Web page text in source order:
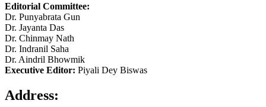
Editorial Committee:
Dr. Punyabrata Gun
Dr. Jayanta Das
Dr. Chinmay Nath
Dr. Indranil Saha
Dr. Aindril Bhowmik
Executive Editor: Piyali Dey Biswas
Address: